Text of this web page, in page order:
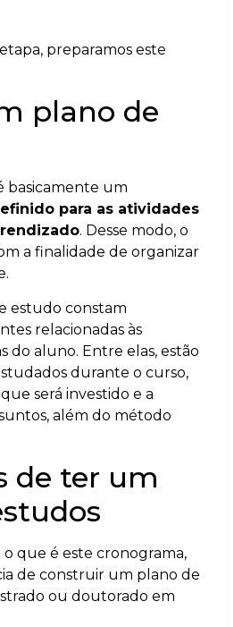
preparamos este
plano de
basicamente um
para as atividades
. Desse modo, o
a finalidade de organizar
estudo constam
relacionadas às
do aluno. Entre elas, estão
durante o curso,
será investido e a
além do método
de ter um
que é este cronograma,
de construir um plano de
ou doutorado em